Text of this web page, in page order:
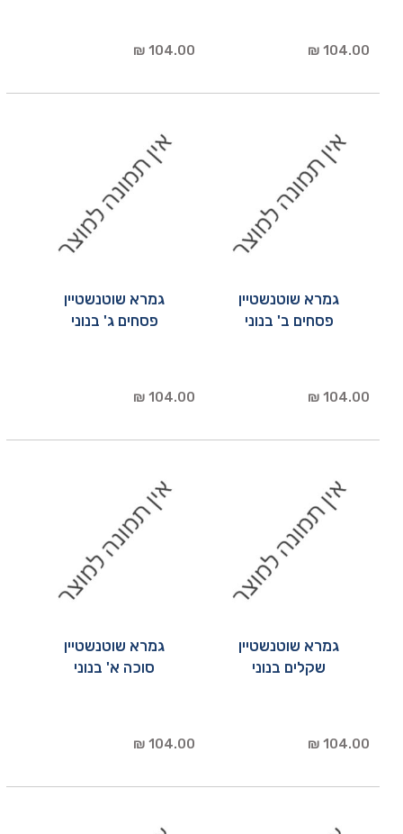
104.00 ₪
104.00 ₪
גמרא שוטנשטיין
פסחים ב' בנוני
104.00 ₪
גמרא שוטנשטיין
פסחים ג' בנוני
104.00 ₪
גמרא שוטנשטיין
שקלים בנוני
104.00 ₪
גמרא שוטנשטיין
סוכה א' בנוני
104.00 ₪